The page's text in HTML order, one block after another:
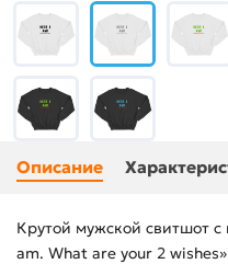
Описание
Крутой мужской свитшот
am. What are your 2